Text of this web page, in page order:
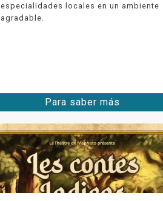
especialidades locales en un ambiente
agradable.
Para saber más